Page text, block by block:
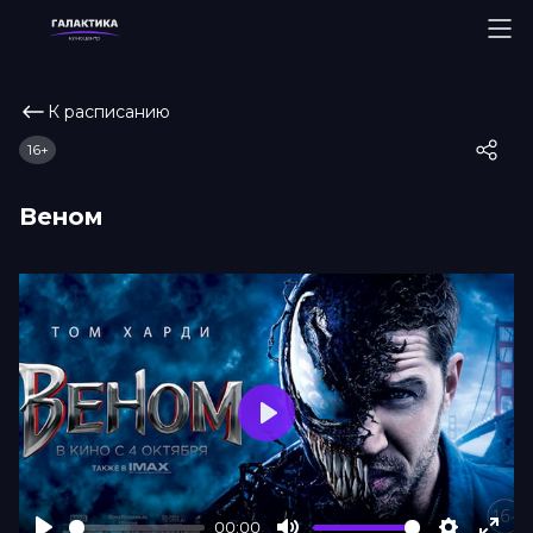
К расписанию
Веном
16+
00:00
Play